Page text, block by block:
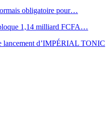
obligatoire pour…
1,14 milliard FCFA…
lancement d’IMPÉRIAL TONIC